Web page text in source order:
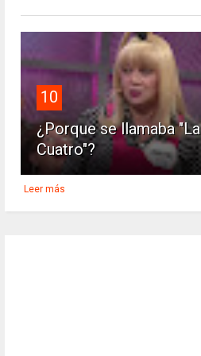
10
¿Porque se llamaba "La
Cuatro"?
Leer más